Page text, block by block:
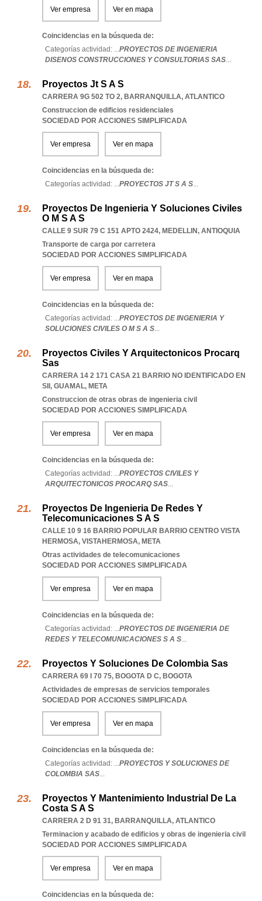
Ver empresa Ver en mapa
Coincidencias en la búsqueda de:
Categorías actividad: ...PROYECTOS DE INGENIERIA
DISENOS CONSTRUCCIONES Y CONSULTORIAS SAS...
Proyectos Jt S A S
CARRERA 9G 502 TO 2, BARRANQUILLA, ATLANTICO
Construccion de edificios residenciales
SOCIEDAD POR ACCIONES SIMPLIFICADA
Ver empresa Ver en mapa
Coincidencias en la búsqueda de:
Categorías actividad: ...PROYECTOS JT S A S...
Proyectos De Ingenieria Y Soluciones Civiles
O M S A S
CALLE 9 SUR 79 C 151 APTO 2424, MEDELLIN, ANTIOQUIA
Transporte de carga por carretera
SOCIEDAD POR ACCIONES SIMPLIFICADA
Ver empresa Ver en mapa
Coincidencias en la búsqueda de:
Categorías actividad: ...PROYECTOS DE INGENIERIA Y
SOLUCIONES CIVILES O M S A S...
Proyectos Civiles Y Arquitectonicos Procarq
Sas
CARRERA 14 2 171 CASA 21 BARRIO NO IDENTIFICADO EN
SII , GUAMAL, META
Construccion de otras obras de ingenieria civil
SOCIEDAD POR ACCIONES SIMPLIFICADA
Ver empresa Ver en mapa
Coincidencias en la búsqueda de:
Categorías actividad: ...PROYECTOS CIVILES Y
ARQUITECTONICOS PROCARQ SAS...
Proyectos De Ingenieria De Redes Y
Telecomunicaciones S A S
CALLE 10 9 16 BARRIO POPULAR BARRIO CENTRO VISTA
HERMOSA, VISTAHERMOSA, META
Otras actividades de telecomunicaciones
SOCIEDAD POR ACCIONES SIMPLIFICADA
Ver empresa Ver en mapa
Coincidencias en la búsqueda de:
Categorías actividad: ...PROYECTOS DE INGENIERIA DE
REDES Y TELECOMUNICACIONES S A S...
Proyectos Y Soluciones De Colombia Sas
CARRERA 69 I 70 75, BOGOTA D C, BOGOTA
Actividades de empresas de servicios temporales
SOCIEDAD POR ACCIONES SIMPLIFICADA
Ver empresa Ver en mapa
Coincidencias en la búsqueda de:
Categorías actividad: ...PROYECTOS Y SOLUCIONES DE
COLOMBIA SAS...
Proyectos Y Mantenimiento Industrial De La
Costa S A S
CARRERA 2 D 91 31, BARRANQUILLA, ATLANTICO
Terminacion y acabado de edificios y obras de ingenieria civil
SOCIEDAD POR ACCIONES SIMPLIFICADA
Ver empresa Ver en mapa
Coincidencias en la búsqueda de: